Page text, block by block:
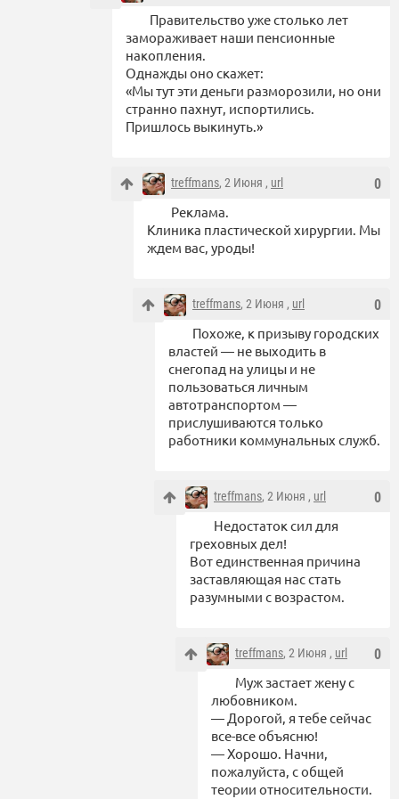
Правительство уже столько лет
замораживает наши пенсионные
накопления.
Однажды оно скажет:
«Мы тут эти деньги разморозили, но они
странно пахнут, испортились.
Пришлось выкинуть.»
0
treffmans, 2 Июня , url
Реклама.
Клиника пластической хирургии. Мы
ждем вас, уроды!
0
treffmans, 2 Июня , url
Похоже, к призыву городских
властей — не выходить в
снегопад на улицы и не
пользоваться личным
автотранспортом —
прислушиваются только
работники коммунальных служб.
0
treffmans, 2 Июня , url
Недостаток сил для
греховных дел!
Вот единственная причина
заставляющая нас стать
разумными с возрастом.
0
treffmans, 2 Июня , url
Муж застает жену с
любовником.
— Дорогой, я тебе сейчас
все-все объясню!
— Хорошо. Начни,
пожалуйста, с общей
теории относительности.